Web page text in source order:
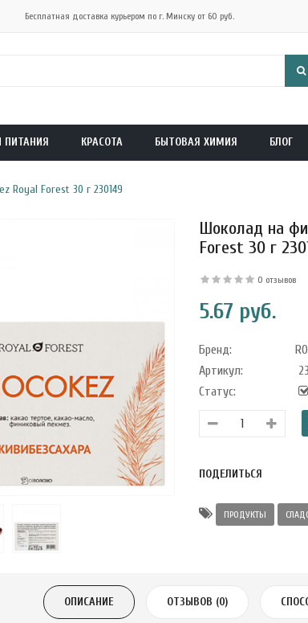
Бесплатная доставка курьером по г. Минску от 60 руб.
ПИТАНИЯ КРАСОТА БЫТОВАЯ ХИМИЯ БЛОГ
Royal Forest 30 г 230149
Шоколад на
Forest 30 г
0 отзывов
5.67 руб.
Бренд:
Артикул:
Статус:
ПОДЕЛИТЬСЯ
ПРОДУКТЫ
ОПИСАНИЕ ОТЗЫВОВ (0)